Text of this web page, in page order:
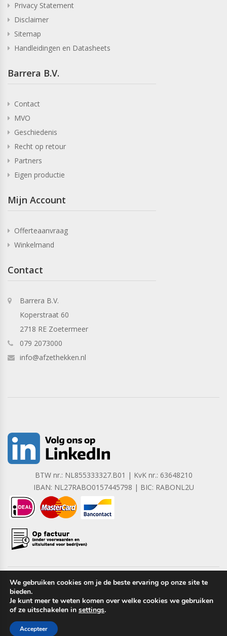
Privacy Statement
Disclaimer
Sitemap
Handleidingen en Datasheets
Barrera B.V.
Contact
MVO
Geschiedenis
Recht op retour
Partners
Eigen productie
Mijn Account
Offerteaanvraag
Winkelmand
Contact
Barrera B.V.
Koperstraat 60
2718 RE Zoetermeer
079 2073000
info@afzethekken.nl
BTW nr.: NL855333327.B01 | KvK nr.: 63648210
IBAN: NL27RABO0157445798 | BIC: RABONL2U
Copyright © 2023 Barrera B.V. Alle rechten voorbehouden.
We gebruiken cookies om je de beste ervaring op onze site te
bieden.
Je kunt meer te weten komen over welke cookies we gebruiken
of ze uitschakelen in settings.
Accepteer